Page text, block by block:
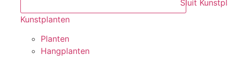
Sluit
Kunstplanten
Planten
Hangplanten